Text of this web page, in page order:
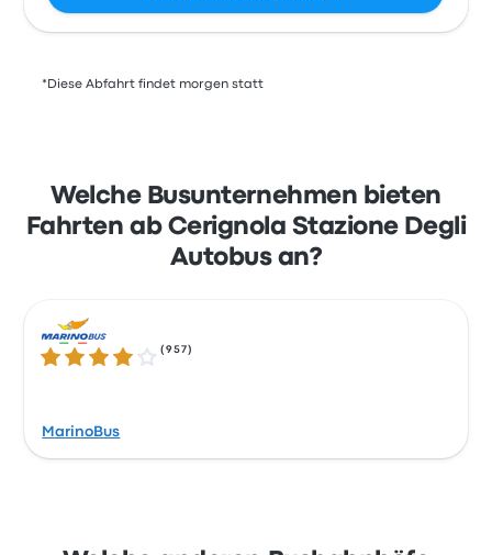
*Diese Abfahrt findet morgen statt
Welche Busunternehmen bieten
Fahrten ab Cerignola Stazione Degli
Autobus an?
4.1 von 5 Sternen
(957 )
MarinoBus